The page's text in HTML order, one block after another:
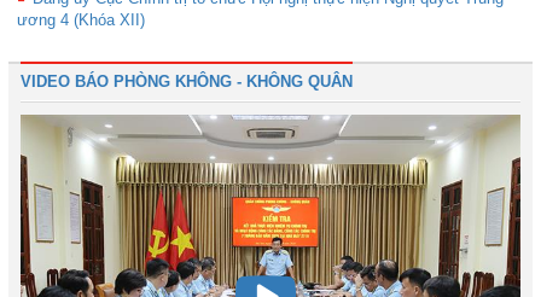
ương 4 (Khóa XII)
VIDEO BÁO PHÒNG KHÔNG - KHÔNG QUÂN